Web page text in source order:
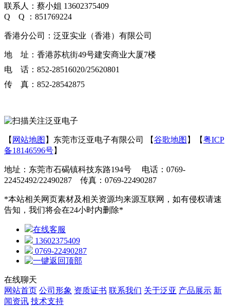
联系人：蔡小姐 13602375409
Q Q ：851769224
香港分公司：泛亚实业（香港）有限公司
地 址：香港苏杭街49号建安商业大厦7楼
电 话：852-28516020/25620801
传 真：852-28542875
【 网站地图 】东莞市泛亚电子有限公司 【谷歌地图 】【粤ICP
备18146596号】
地址：东莞市石碣镇科技东路194号 电话：0769-
22452492/22490287 传真：0769-22490287
*本站相关网页素材及相关资源均来源互联网，如有侵权请速
告知，我们将会在24小时内删除*
在线客服
13602375409
0769-22490287
在线聊天
网站首页 公司形象 资质证书 联系我们 关于泛亚 产品展示 新
闻资讯 技术支持